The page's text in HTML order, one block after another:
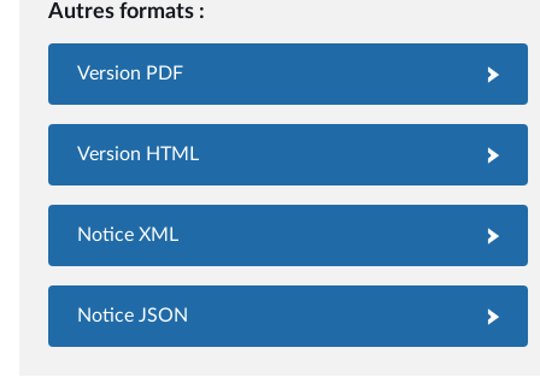
Autres formats :
Version PDF
Version HTML
Notice XML
Notice JSON